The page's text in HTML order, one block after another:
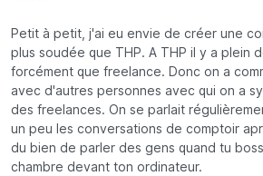
Petit à petit, j'ai eu envie de créer une
plus soudée que THP. A THP il y a plein
forcément que freelance. Donc on a
avec d'autres personnes avec qui on a
des freelances. On se parlait
un peu les conversations de comptoir
du bien de parler des gens quand tu
chambre devant ton ordinateur.